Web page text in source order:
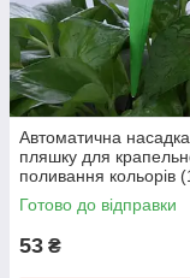
Автоматична
пляшку для
поливання кольорів
Готово до відправки
53 ₴